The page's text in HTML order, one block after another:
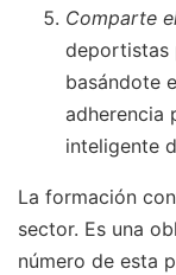
Comparte
deportistas
basándote
adherencia
inteligente
La formación
sector. Es una
número de esta